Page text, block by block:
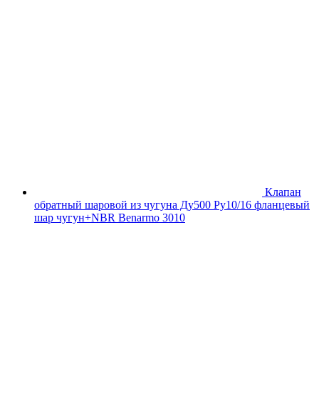
Клапан
обратный шаровой из чугуна Ду500 Ру10/16 фланцевый
шар чугун+NBR Benarmo 3010